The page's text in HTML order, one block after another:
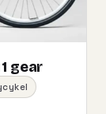
gear